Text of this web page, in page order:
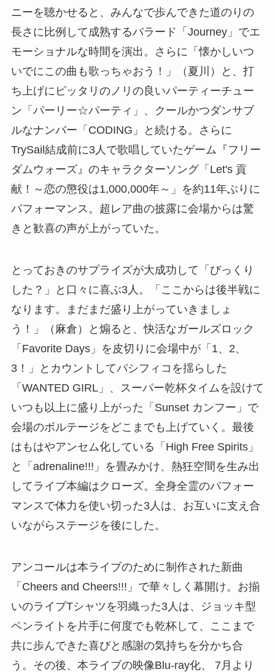
ニーを聴かせると、みんなで歩んできた道のりの
長さに比例して成熟するバラード「Journey」でエ
モーショナルな時間を演出。さらに「懐かしいつ
いでにこの曲も歌っちゃおう！」（夏川）と、打
ち上げにピッタリのノリの良いパーティーチュー
ン「パーリー☆パーティ」、クールかつダンサブ
ルなナンバー「CODING」と続ける。さらに
TrySail結成前に3人で歌唱していたゲーム『フリー
ダムウォーズ』のキャラクターソング「Let's 貢
献！～恋の懲役は1,000,000年～」を約11年ぶりに
パフォーマンス。超レア曲の披露に会場からは驚
きと歓喜の声が上がっていた。
とっておきのサプライズが大成功して「びっくり
した？」と口々に喜ぶ3人。「ここからは後半戦に
なります。まだまだ盛り上がっていきましょ
う！」（麻倉）と煽ると、快活なガールズロック
「Favorite Days」を皮切りに会場中が「1、2、
3！」とカウントしてパシフィコを揺らした
「WANTED GIRL」、スーパー乾杯タイムを設けて
いつも以上に盛り上がった「Sunset カンフー」で
会場のボルテージをどこまでも上げていく。最後
はもはやアンセム化している「High Free Spirits」
と「adrenaline!!!」を畳みかけ、熱狂空間を生み出
してライブ本編はクローズ。全身全霊のパフォー
マンスで体力を使い切った3人は、お互いに支え合
いながらステージを後にした。
アンコールは本ライブのために制作された新曲
「Cheers and Cheers!!!」で華々しく幕開け。お揃
いのライブTシャツを羽織った3人は、ジョッキ型
ペンライトを片手に何度でも乾杯して、ここまで
共に歩んできた喜びと感謝の気持ちを分かち合
う。その後、本ライブの映像Blu-ray化、 7月より